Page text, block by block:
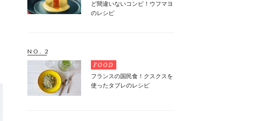
ど間違いないコンビ！ウフマヨ
のレシピ
NO. 2
FOOD
フランスの国民食！クスクスを
使ったタブレのレシピ